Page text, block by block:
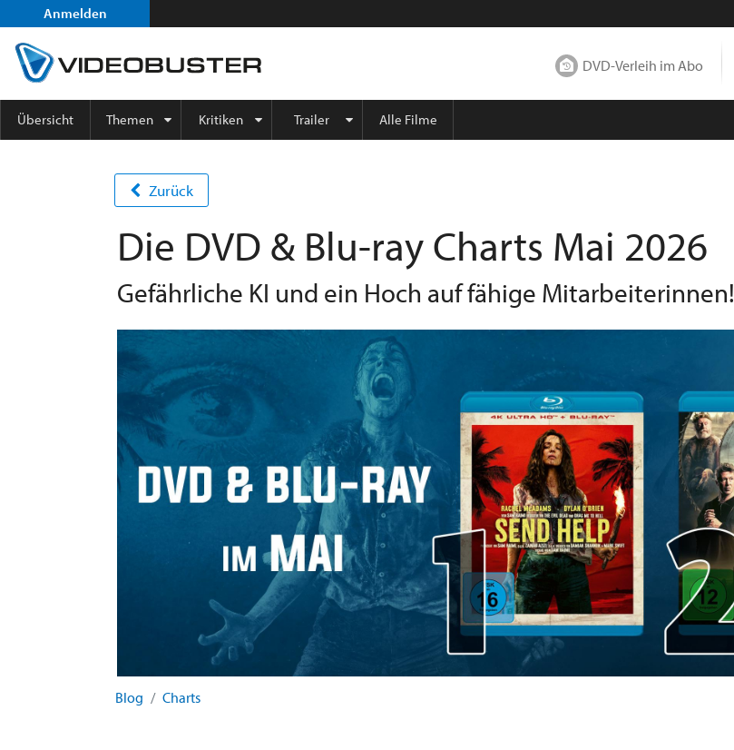
Anmelden
DVD-Verleih im Abo
Übersicht Themen Kritiken Trailer Alle Filme
Zurück
Die DVD & Blu-ray Charts Mai 2026
Gefährliche KI und ein Hoch auf fähige Mitarbeiterinnen!
Blog Charts